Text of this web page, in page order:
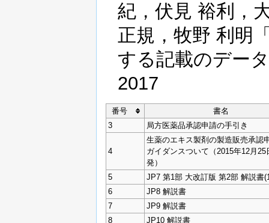
紀，伏見 裕利，
正規，牧野 利明
する記載のデー
2017
番号
書名
3
局方医薬品承認申請の手引き
4
生薬のエキス製剤の製造販売承認
ガイダンスついて（2015年12月25
発）
5
JP7 第1部 大改訂版 第2部 解説書
6
JP8 解説書
7
JP9 解説書
8
JP10 解説書